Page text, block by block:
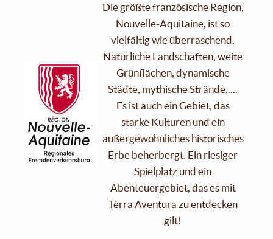
Die größte französische Region,
Nouvelle-Aquitaine, ist so
vielfältig wie überraschend.
Natürliche Landschaften, weite
Grünflächen, dynamische
Städte, mythische Strände.....
Es ist auch ein Gebiet, das
starke Kulturen und ein
außergewöhnliches historisches
Erbe beherbergt. Ein riesiger
Spielplatz und ein
Abenteuergebiet, das es mit
Tèrra Aventura zu entdecken
gilt!